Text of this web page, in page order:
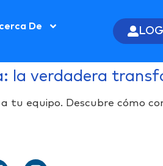
De
la verdadera
tu equipo. Descubre cómo